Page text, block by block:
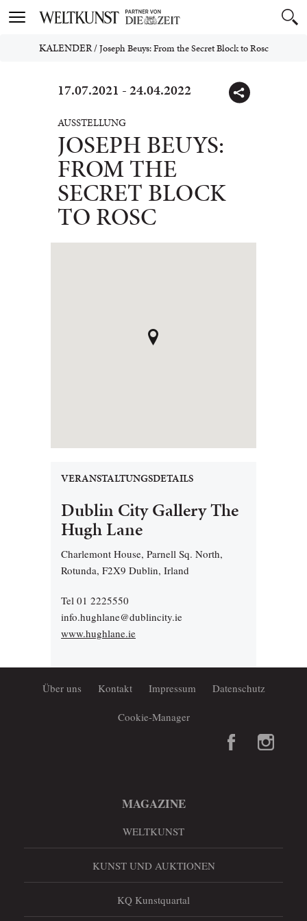
Toggle
KALENDER/Joseph Beuys: From the Secret Block to Rosc
17.07.2021 - 24.04.2022
AUSSTELLUNG
JOSEPH BEUYS:
FROM THE
SECRET BLOCK
TO ROSC
VERANSTALTUNGSDETAILS
Dublin City Gallery The
Hugh Lane
Charlemont House, Parnell Sq. North,
Rotunda, F2X9 Dublin, Irland
Tel 01 2225550
info.hughlane@dublincity.ie
www.hughlane.ie
Über uns Kontakt Impressum Datenschutz
Cookie-Manager
MAGAZINE
WELTKUNST
KUNST UND AUKTIONEN
KQ Kunstquartal